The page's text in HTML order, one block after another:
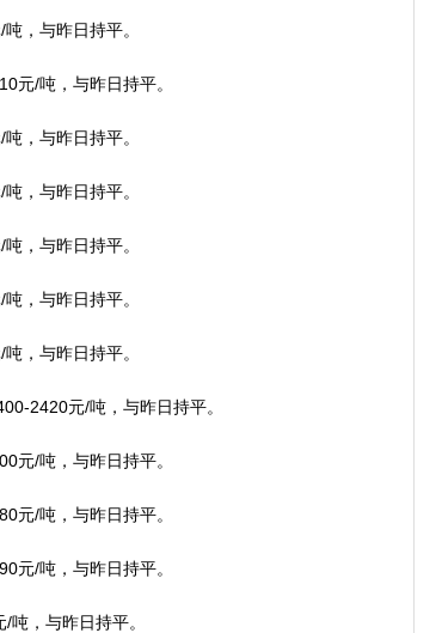
，与昨日持平。
/吨，与昨日持平。
，与昨日持平。
，与昨日持平。
，与昨日持平。
，与昨日持平。
，与昨日持平。
2420元/吨，与昨日持平。
/吨，与昨日持平。
/吨，与昨日持平。
/吨，与昨日持平。
，与昨日持平。